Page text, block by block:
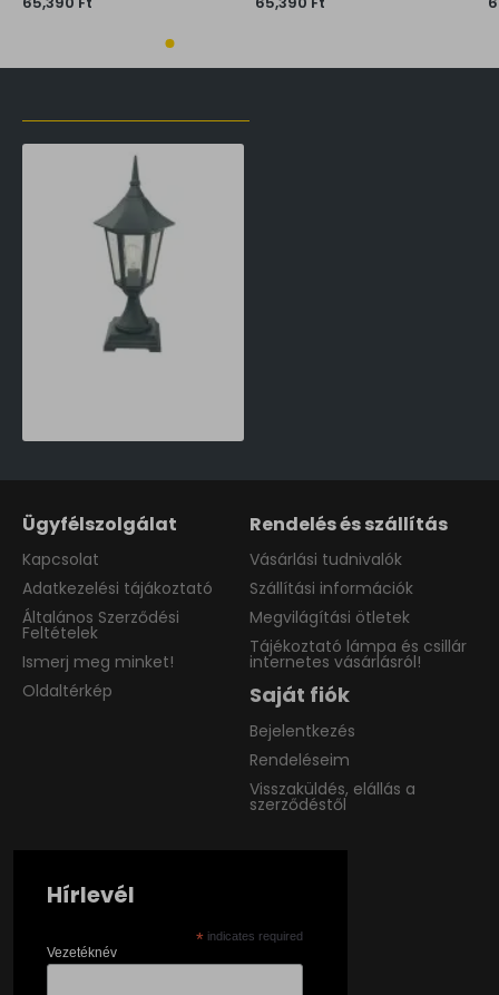
Ügyfélszolgálat
Kapcsolat
Adatkezelési tájákoztató
Általános Szerződési
Feltételek
Ismerj meg minket!
Oldaltérkép
Rendelés és szállítás
Vásárlási tudnivalók
Szállítási információk
Megvilágítási ötletek
Tájékoztató lámpa és csillár
internetes vásárlásról!
Saját fiók
Bejelentkezés
Rendeléseim
Visszaküldés, elállás a
szerződéstől
Hírlevél
* indicates required
Vezetéknév